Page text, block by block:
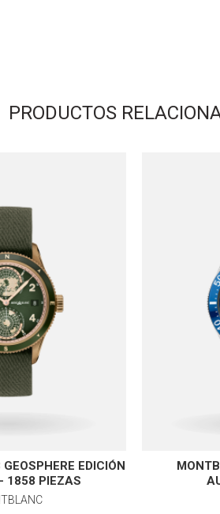
PRODUCTOS
EDICIÓN
1858 PIEZAS